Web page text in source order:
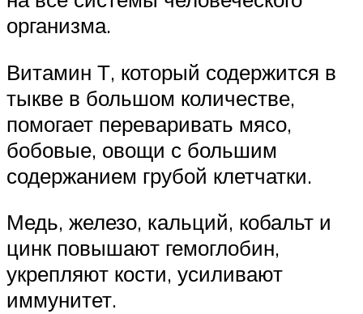
организма.
Витамин Т, который содержится в
тыкве в большом количестве,
помогает переваривать мясо,
бобовые, овощи с большим
содержанием грубой клетчатки.
Медь, железо, кальций, кобальт и
цинк повышают гемоглобин,
укрепляют кости, усиливают
иммунитет.